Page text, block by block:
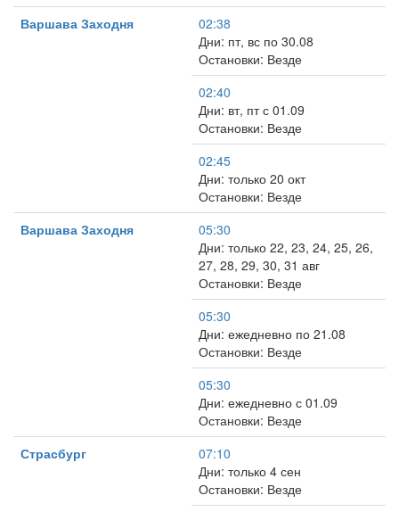
Варшава Заходня
02:38
Дни: пт, вс по 30.08
Остановки: Везде
02:40
Дни: вт, пт с 01.09
Остановки: Везде
02:45
Дни: только 20 окт
Остановки: Везде
Варшава Заходня
05:30
Дни: только 22, 23, 24, 25, 26,
27, 28, 29, 30, 31 авг
Остановки: Везде
05:30
Дни: ежедневно по 21.08
Остановки: Везде
05:30
Дни: ежедневно с 01.09
Остановки: Везде
Страсбург
07:10
Дни: только 4 сен
Остановки: Везде